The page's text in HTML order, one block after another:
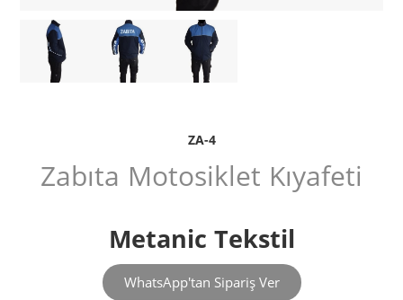
ZA-4
Zabıta Motosiklet Kıyafeti
Metanic Tekstil
WhatsApp'tan Sipariş Ver